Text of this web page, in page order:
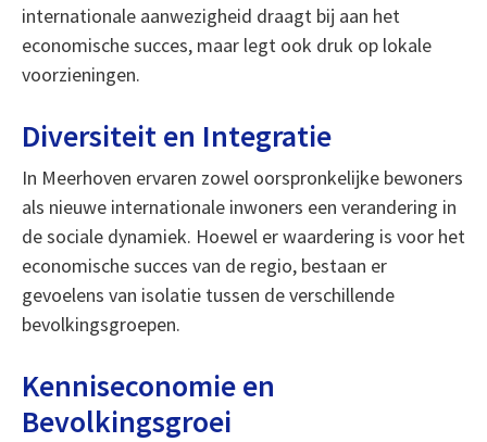
internationale aanwezigheid draagt bij aan het
economische succes, maar legt ook druk op lokale
voorzieningen.
Diversiteit en Integratie
In Meerhoven ervaren zowel oorspronkelijke bewoners
als nieuwe internationale inwoners een verandering in
de sociale dynamiek. Hoewel er waardering is voor het
economische succes van de regio, bestaan er
gevoelens van isolatie tussen de verschillende
bevolkingsgroepen.
Kenniseconomie en
Bevolkingsgroei